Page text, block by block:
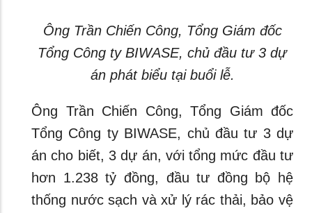
Ông Trần Chiến Công, Tổng Giám đốc
Tổng Công ty BIWASE, chủ đầu tư 3 dự
án phát biểu tại buổi lễ.
Ông Trần Chiến Công, Tổng Giám đốc
Tổng Công ty BIWASE, chủ đầu tư 3 dự
án cho biết, 3 dự án, với tổng mức đầu tư
hơn 1.238 tỷ đồng, đầu tư đồng bộ hệ
thống nước sạch và xử lý rác thải, bảo vệ